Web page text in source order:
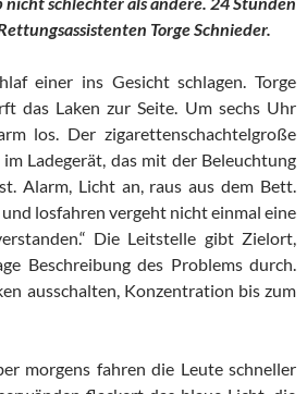
Torge Schnieder.
einer ins Gesicht schlagen. Torge
das Laken zur Seite. Um sechs Uhr
los. Der zigarettenschachtelgroße
Ladegerät, das mit der Beleuchtung
Alarm, Licht an, raus aus dem Bett.
losfahren vergeht nicht einmal eine
Die Leitstelle gibt Zielort,
Beschreibung des Problems durch.
ausschalten, Konzentration bis zum
morgens fahren die Leute schneller